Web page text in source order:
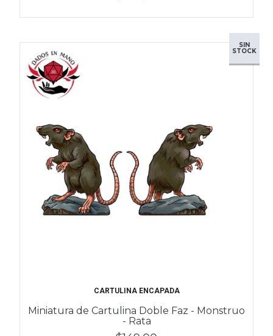
SIN
STOCK
CARTULINA ENCAPADA
Miniatura de Cartulina Doble Faz - Monstruo
- Rata